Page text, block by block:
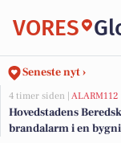
VORES
Seneste nyt ›
4 timer siden | ALARM112
Hovedstadens
brandalarm i en